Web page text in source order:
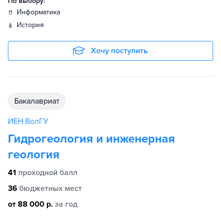
информатика
история
Хочу поступить
бакалавриат
ИЕН ВолГУ
Гидрогеология и инженерная
геология
41 проходной балл
36 бюджетных мест
от 88 000 р. за год